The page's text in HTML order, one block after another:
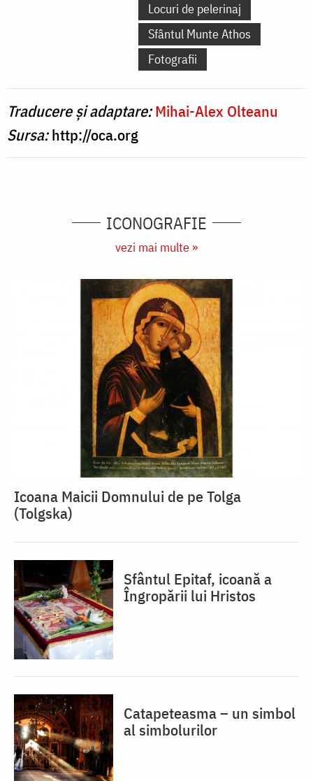
Locuri de pelerinaj
Sfântul Munte Athos
Fotografii
Traducere și adaptare:Mihai-Alex Olteanu
Sursa:http://oca.org
ICONOGRAFIE
vezi mai multe »
Icoana Maicii Domnului de pe Tolga
(Tolgska)
Sfântul Epitaf, icoană a
Îngropării lui Hristos
Catapeteasma – un simbol
al simbolurilor